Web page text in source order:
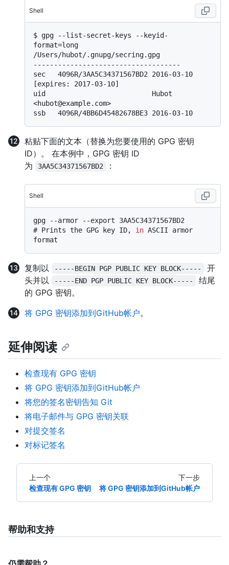
Shell
$ gpg --list-secret-keys --keyid-
format=long
/Users/hubot/.gnupg/secring.gpg
------------------------------------
sec   4096R/3AA5C34371567BD2 2016-03-10
[expires: 2017-03-10]
uid                          Hubot
<hubot@example.com>
粘贴下面的文本（替换为您要使用的 GPG 密钥
ID）。 在本例中，GPG 密钥 ID
为
3AA5C34371567BD2 ：
Shell
# Prints the GPG key ID, in ASCII armor
format
复制以 -----BEGIN PGP PUBLIC KEY BLOCK-----
开
头并以
-----END PGP PUBLIC KEY BLOCK-----
结尾
的 GPG 密钥。
将 GPG 密钥添加到GitHub帐户。
延伸阅读
检查现有 GPG 密钥
将 GPG 密钥添加到GitHub帐户
将您的签名密钥告知 Git
将电子邮件与 GPG 密钥关联
对提交签名
对标记签名
上一个
检查现有 GPG 密钥
下一步
将 GPG 密钥添加到GitHub帐户
帮助和支持